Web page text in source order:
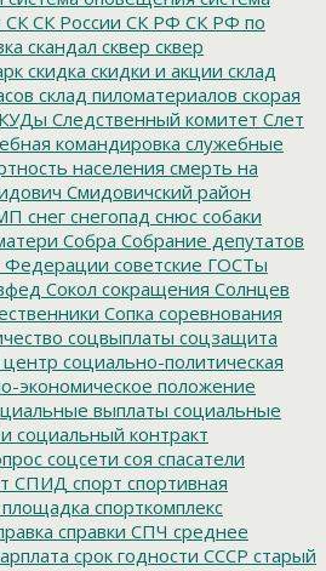
СК СК России СК РФ СК РФ по
скандал сквер сквер
скидка скидки и акции склад
склад пиломатериалов скорая
Следственный комитет Слет
командировка служебные
населения смерть на
Смидовичский район
снег снегопад снюс собаки
Собра Собрание депутатов
Федерации советские ГОСТы
Сокол сокращения Солнцев
Сопка соревнования
соцвыплаты соцзащита
социально-политическая
экономическое положение
выплаты социальные
социальный контракт
соцсети соя спасатели
СПИД спорт спортивная
спорткомплекс
справки СПЧ среднее
срок годности СССР старый